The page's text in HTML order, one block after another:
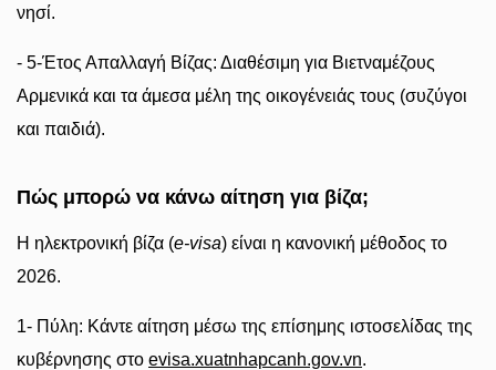
νησί.
- 5-Έτος Απαλλαγή Βίζας: Διαθέσιμη για Βιετναμέζους
Αρμενικά και τα άμεσα μέλη της οικογένειάς τους (συζύγοι
και παιδιά).
Πώς μπορώ να κάνω αίτηση για βίζα;
Η ηλεκτρονική βίζα (e-visa) είναι η κανονική μέθοδος το
2026.
1- Πύλη: Κάντε αίτηση μέσω της επίσημης ιστοσελίδας της
κυβέρνησης στο evisa.xuatnhapcanh.gov.vn.